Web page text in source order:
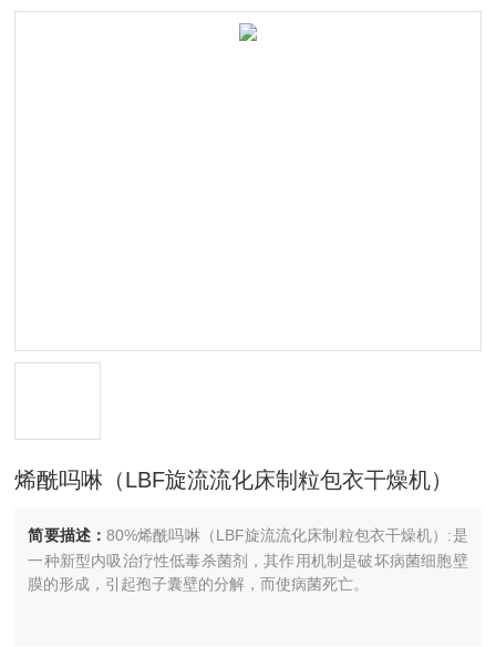
烯酰吗啉（LBF旋流流化床制粒包衣干燥机）
简要描述：80%烯酰吗啉（LBF旋流流化床制粒包衣干燥机）:是
一种新型内吸治疗性低毒杀菌剂，其作用机制是破坏病菌细胞壁
膜的形成，引起孢子囊壁的分解，而使病菌死亡。